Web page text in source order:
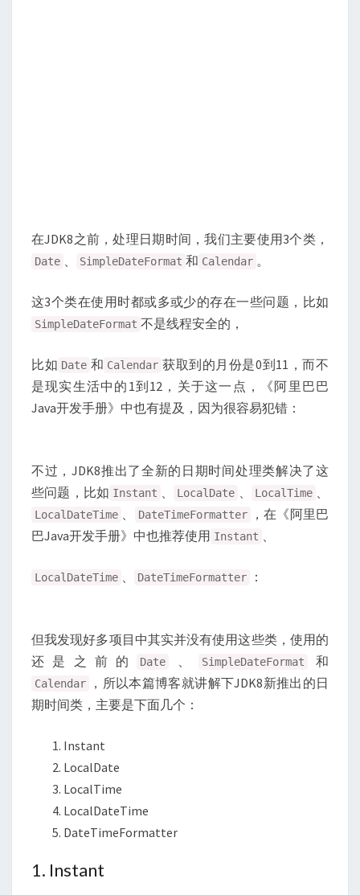
在JDK8之前，处理日期时间，我们主要使用3个类，
Date 、 SimpleDateFormat 和 Calendar 。
这3个类在使用时都或多或少的存在一些问题，比如
SimpleDateFormat 不是线程安全的，
比如 Date 和 Calendar 获取到的月份是0到11，而不
是现实生活中的1到12，关于这一点，《阿里巴巴
Java开发手册》中也有提及，因为很容易犯错：
不过，JDK8推出了全新的日期时间处理类解决了这
些问题，比如 Instant 、 LocalDate 、 LocalTime 、
LocalDateTime 、 DateTimeFormatter
，在《阿里巴
巴Java开发手册》中也推荐使用 Instant 、
LocalDateTime 、 DateTimeFormatter ：
但我发现好多项目中其实并没有使用这些类，使用的
还是之前的
Date 、 SimpleDateFormat 和
Calendar
，所以本篇博客就讲解下JDK8新推出的日
期时间类，主要是下面几个：
Instant
LocalDate
LocalTime
LocalDateTime
DateTimeFormatter
1. Instant